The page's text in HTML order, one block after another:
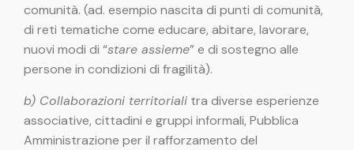
comunità. (ad. esempio nascita di punti di comunità,
di reti tematiche come educare, abitare, lavorare,
nuovi modi di “stare assieme” e di sostegno alle
persone in condizioni di fragilità).
b) Collaborazioni territoriali tra diverse esperienze
associative, cittadini e gruppi informali, Pubblica
Amministrazione per il rafforzamento del